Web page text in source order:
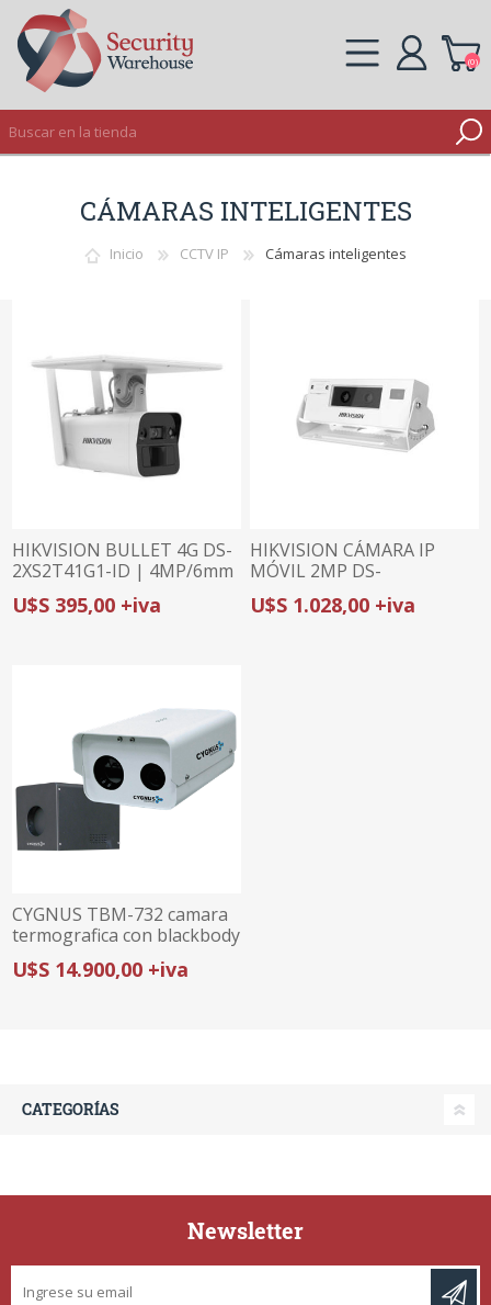
INICIAR SESIÓN
(0)
CÁMARAS INTELIGENTES
Inicio CCTV IP Cámaras inteligentes
HIKVISION BULLET 4G DS-
2XS2T41G1-ID | 4MP/6mm
| PANEL SOLAR |
ACUSENSE
U$S 395,00 +iva
HIKVISION CÁMARA IP
MÓVIL 2MP DS-
2XM6825G1/C-IMS |
CONTEO DE PERSONAS |
U$S 1.028,00 +iva
CYGNUS TBM-732 camara
termografica con blackbody
para trafico masivo
U$S 14.900,00 +iva
CATEGORÍAS
Newsletter